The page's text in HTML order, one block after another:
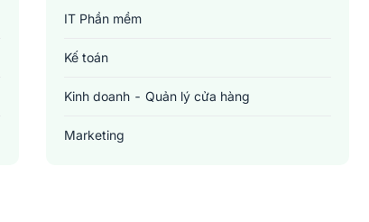
IT Phần mềm
Kế toán
Kinh doanh - Quản lý cửa hàng
Marketing